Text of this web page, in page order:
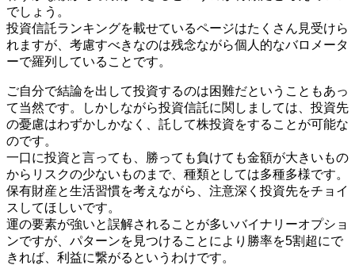
でしょう。
投資信託ランキングを載せているページはたくさん見受けら
れますが、考慮すべきなのは残念ながら個人的なバロメータ
ーで羅列していることです。
ご自分で結論を出して投資するのは困難だということもあっ
て当然です。しかしながら投資信託に関しましては、投資先
の憂慮はわずかしかなく、託して株投資をすることが可能な
のです。
一口に投資と言っても、勝っても負けても金額が大きいもの
からリスクの少ないものまで、種類としては多種多様です。
保有財産と生活習慣を考えながら、注意深く投資先をチョイ
スしてほしいです。
運の要素が強いと誤解されることが多いバイナリーオプショ
ンですが、パターンを見つけることにより勝率を5割超にで
きれば、利益に繋がるというわけです。